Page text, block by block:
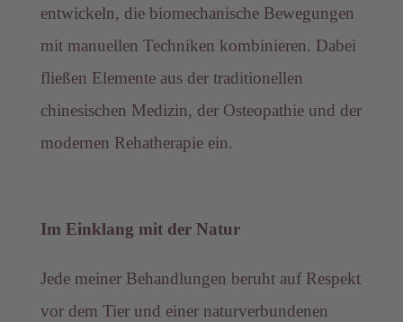
entwickeln, die biomechanische Bewegungen
mit manuellen Techniken kombinieren. Dabei
fließen Elemente aus der traditionellen
chinesischen Medizin, der Osteopathie und der
modernen Rehatherapie ein.
Im Einklang mit der Natur
Jede meiner Behandlungen beruht auf Respekt
vor dem Tier und einer naturverbundenen